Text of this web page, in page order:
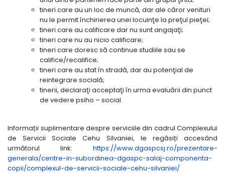
tineri care au un loc de muncă, dar ale căror venituri
nu le permit închirierea unei locuinţe la preţul pieţei;
tineri care au calificare dar nu sunt angajaţi;
tineri care nu au nicio calificare;
tineri care doresc să continue studiile sau se
califice/recalifice;
tineri care au stat în stradă, dar au potenţial de
reintegrare socială;
tinerii, declaraţi acceptaţi în urma evaluării din punct
de vedere psiho – social.
Informații suplimentare despre serviciile din cadrul Complexului
de Servicii Sociale Cehu Silvaniei, le regăsiți accesând
următorul link: https://www.dgaspcsj.ro/prezentare-
generala/centre-in-subordinea-dgaspc-salaj-componenta-
copii/complexul-de-servicii-sociale-cehu-silvaniei/